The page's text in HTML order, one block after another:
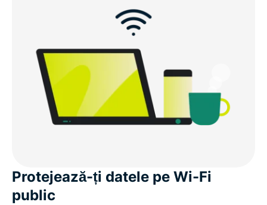
Protejează-ți datele pe Wi-Fi
public